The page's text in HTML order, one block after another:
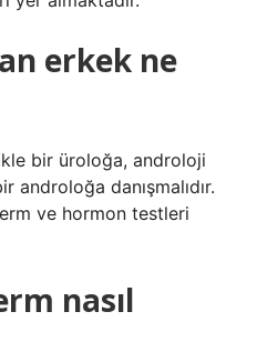
erkek ne
bir üroloğa, androloji
androloğa danışmalıdır.
ve hormon testleri
nasıl